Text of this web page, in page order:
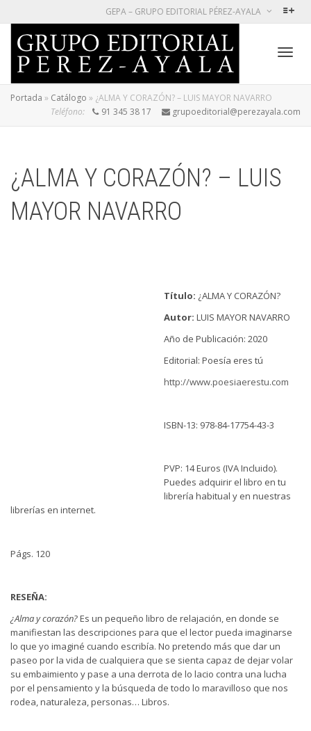
GEPA – GRUPO EDITORIAL PÉREZ-AYALA
Portada » Catálogo » ¿ALMA Y CORAZÓN? – LUIS MAYOR NAVARRO
Teléfono:
91 345 38 17 grupoeditorial@perezayala.com
¿ALMA Y CORAZÓN? – LUIS
MAYOR NAVARRO
Título: ¿ALMA Y CORAZÓN?
Autor: LUIS MAYOR NAVARRO
Año de Publicación: 2020
Editorial: Poesía eres tú
http://www.poesiaerestu.com
ISBN-13: 978-84-17754-43-3
PVP: 14 Euros (IVA Incluido).
Puedes adquirir el libro en tu
librería habitual y en nuestras
librerías en internet.
Págs. 120
RESEÑA:
¿Alma y corazón?Es un pequeño libro de relajación, en donde se
manifiestan las descripciones para que el lector pueda imaginarse
lo que yo imaginé cuando escribía. No pretendo más que dar un
paseo por la vida de cualquiera que se sienta capaz de dejar volar
su embaimiento y pase a una derrota de lo lacio contra una lucha
por el pensamiento y la búsqueda de todo lo maravilloso que nos
rodea, naturaleza, personas… Libros.